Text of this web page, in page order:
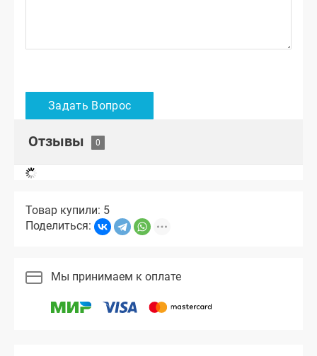
Отзывы
Товар купили: 5
Поделиться:
Мы принимаем к оплате